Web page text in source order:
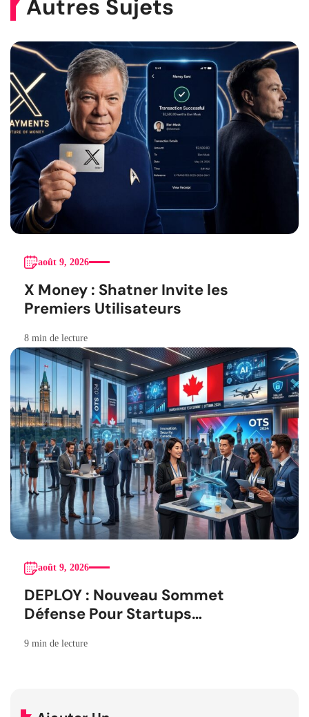
Autres Sujets
août 9, 2026
X Money : Shatner Invite les
Premiers Utilisateurs
8 min de lecture
août 9, 2026
DEPLOY : Nouveau Sommet
Défense Pour Startups
9 min de lecture